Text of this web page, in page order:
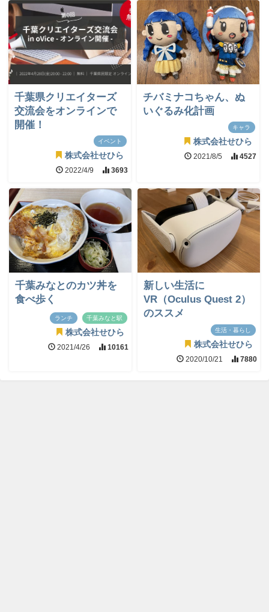
千葉県クリエイターズ
交流会をオンラインで
開催！
イベント
株式会社せひら
2022/4/9 3693
チバミナコちゃん、ぬ
いぐるみ化計画
キャラ
株式会社せひら
2021/8/5 4527
千葉みなとのカツ丼を
食べ歩く
ランチ 千葉みなと駅
株式会社せひら
2021/4/26 10161
新しい生活に
VR（Oculus Quest 2）
のススメ
生活・暮らし
株式会社せひら
2020/10/21 7880